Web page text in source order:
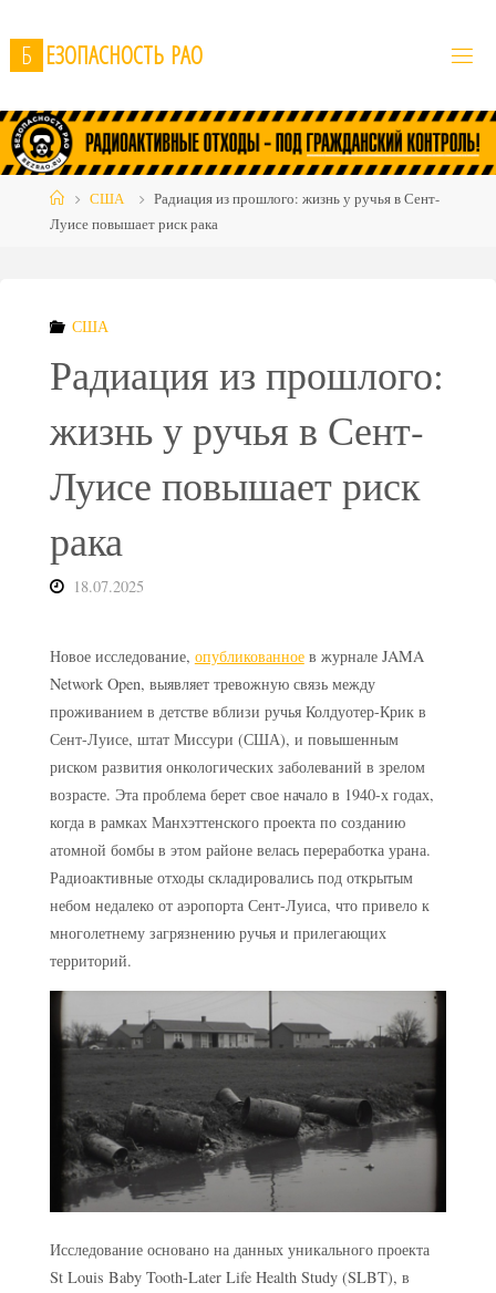
to
content
Б ЕЗОПАСНОСТЬ РАО
HomeСША
Радиация из прошлого: жизнь у ручья в Сент-
Луисе повышает риск рака
США
Радиация из прошлого:
жизнь у ручья в Сент-
Луисе повышает риск
рака
18.07.2025
Новое исследование, опубликованноев журнале JAMA
Network Open, выявляет тревожную связь между
проживанием в детстве вблизи ручья Колдуотер-Крик в
Сент-Луисе, штат Миссури (США), и повышенным
риском развития онкологических заболеваний в зрелом
возрасте. Эта проблема берет свое начало в 1940-х годах,
когда в рамках Манхэттенского проекта по созданию
атомной бомбы в этом районе велась переработка урана.
Радиоактивные отходы складировались под открытым
небом недалеко от аэропорта Сент-Луиса, что привело к
многолетнему загрязнению ручья и прилегающих
территорий.
Исследование основано на данных уникального проекта
St Louis Baby Tooth-Later Life Health Study (SLBT), в